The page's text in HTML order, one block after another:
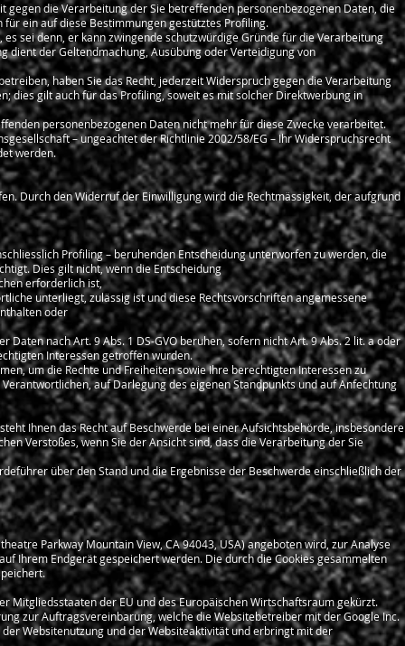
gegen die Verarbeitung der Sie betreffenden personenbezogenen Daten, die
für ein auf diese Bestimmungen gestütztes Profiling.
sei denn, er kann zwingende schutzwürdige Gründe für die Verarbeitung
dient der Geltendmachung, Ausübung oder Verteidigung von
haben Sie das Recht, jederzeit Widerspruch gegen die Verarbeitung
dies gilt auch für das Profiling, soweit es mit solcher Direktwerbung in
personenbezogenen Daten nicht mehr für diese Zwecke verarbeitet.
– ungeachtet der Richtlinie 2002/58/EG – Ihr Widerspruchsrecht
werden.
Durch den Widerruf der Einwilligung wird die Rechtmässigkeit, der aufgrund
Profiling – beruhenden Entscheidung unterworfen zu werden, die
Dies gilt nicht, wenn die Entscheidung
erforderlich ist,
unterliegt, zulässig ist und diese Rechtsvorschriften angemessene
oder
nach Art. 9 Abs. 1 DS-GVO beruhen, sofern nicht Art. 9 Abs. 2 lit. a oder
Interessen getroffen wurden.
um die Rechte und Freiheiten sowie Ihre berechtigten Interessen zu
auf Darlegung des eigenen Standpunkts und auf Anfechtung
Ihnen das Recht auf Beschwerde bei einer Aufsichtsbehörde, insbesondere
Verstoßes, wenn Sie der Ansicht sind, dass die Verarbeitung der Sie
über den Stand und die Ergebnisse der Beschwerde einschließlich der
Parkway Mountain View, CA 94043, USA) angeboten wird, zur Analyse
Ihrem Endgerät gespeichert werden. Die durch die Cookies gesammelten
Mitgliedsstaaten der EU und des Europäischen Wirtschaftsraum gekürzt.
zur Auftragsvereinbarung, welche die Websitebetreiber mit der Google Inc.
Websitenutzung und der Websiteaktivität und erbringt mit der